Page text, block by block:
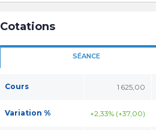
Cotations
SÉANCE
Cours 1 625,00
Variation % +2,33% (+37,00)